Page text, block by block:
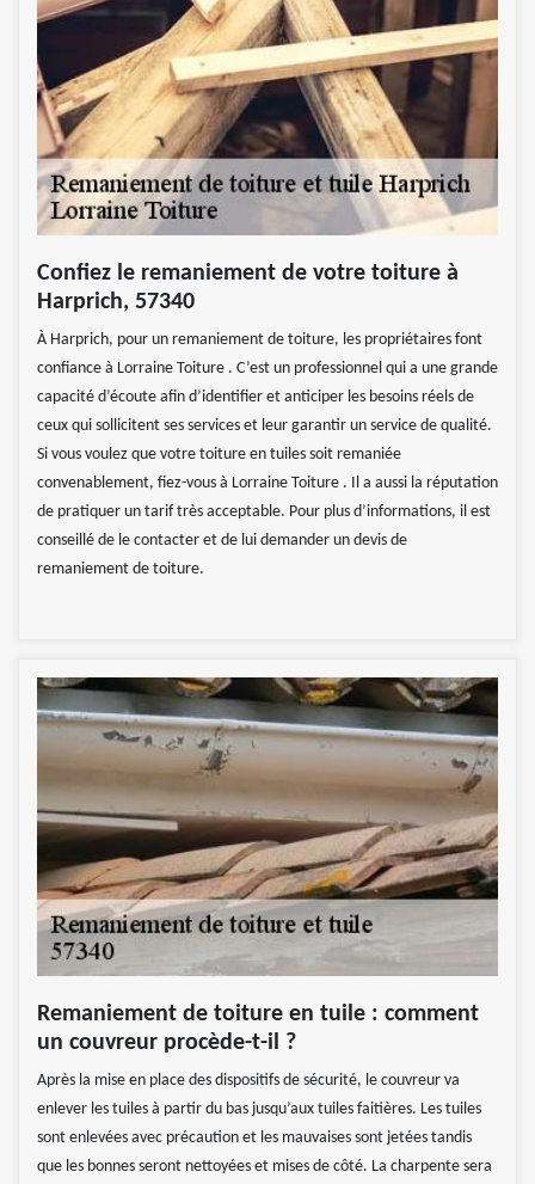
Confiez le remaniement de votre toiture à
Harprich, 57340
À Harprich, pour un remaniement de toiture, les propriétaires font
confiance à Lorraine Toiture . C’est un professionnel qui a une grande
capacité d’écoute afin d’identifier et anticiper les besoins réels de
ceux qui sollicitent ses services et leur garantir un service de qualité.
Si vous voulez que votre toiture en tuiles soit remaniée
convenablement, fiez-vous à Lorraine Toiture . Il a aussi la réputation
de pratiquer un tarif très acceptable. Pour plus d’informations, il est
conseillé de le contacter et de lui demander un devis de
remaniement de toiture.
Remaniement de toiture en tuile : comment
un couvreur procède-t-il ?
Après la mise en place des dispositifs de sécurité, le couvreur va
enlever les tuiles à partir du bas jusqu’aux tuiles faitières. Les tuiles
sont enlevées avec précaution et les mauvaises sont jetées tandis
que les bonnes seront nettoyées et mises de côté. La charpente sera